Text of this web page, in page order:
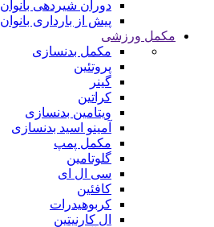
دوران شیردهی بانوان
پیش از بارداری بانوان
مکمل ورزشی
مکمل بدنسازی
پروتئین
گینر
کراتین
ویتامین بدنسازی
آمینو اسید بدنسازی
مکمل پمپ
گلوتامین
سی ال ای
کافئین
کربوهیدرات
ال کارنیتین